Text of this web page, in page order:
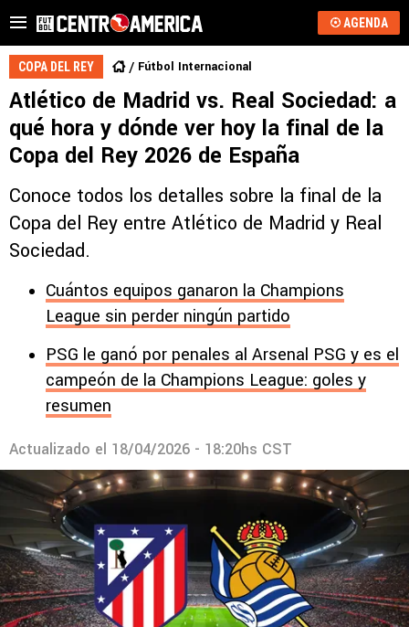
AGENDA
COPA DEL REY Fútbol Internacional
Atlético de Madrid vs. Real Sociedad: a
qué hora y dónde ver hoy la final de la
Copa del Rey 2026 de España
Conoce todos los detalles sobre la final de la
Copa del Rey entre Atlético de Madrid y Real
Sociedad.
Cuántos equipos ganaron la Champions
League sin perder ningún partido
PSG le ganó por penales al Arsenal PSG y es el
campeón de la Champions League: goles y
resumen
Actualizado el 18/04/2026 - 18:20hs CST